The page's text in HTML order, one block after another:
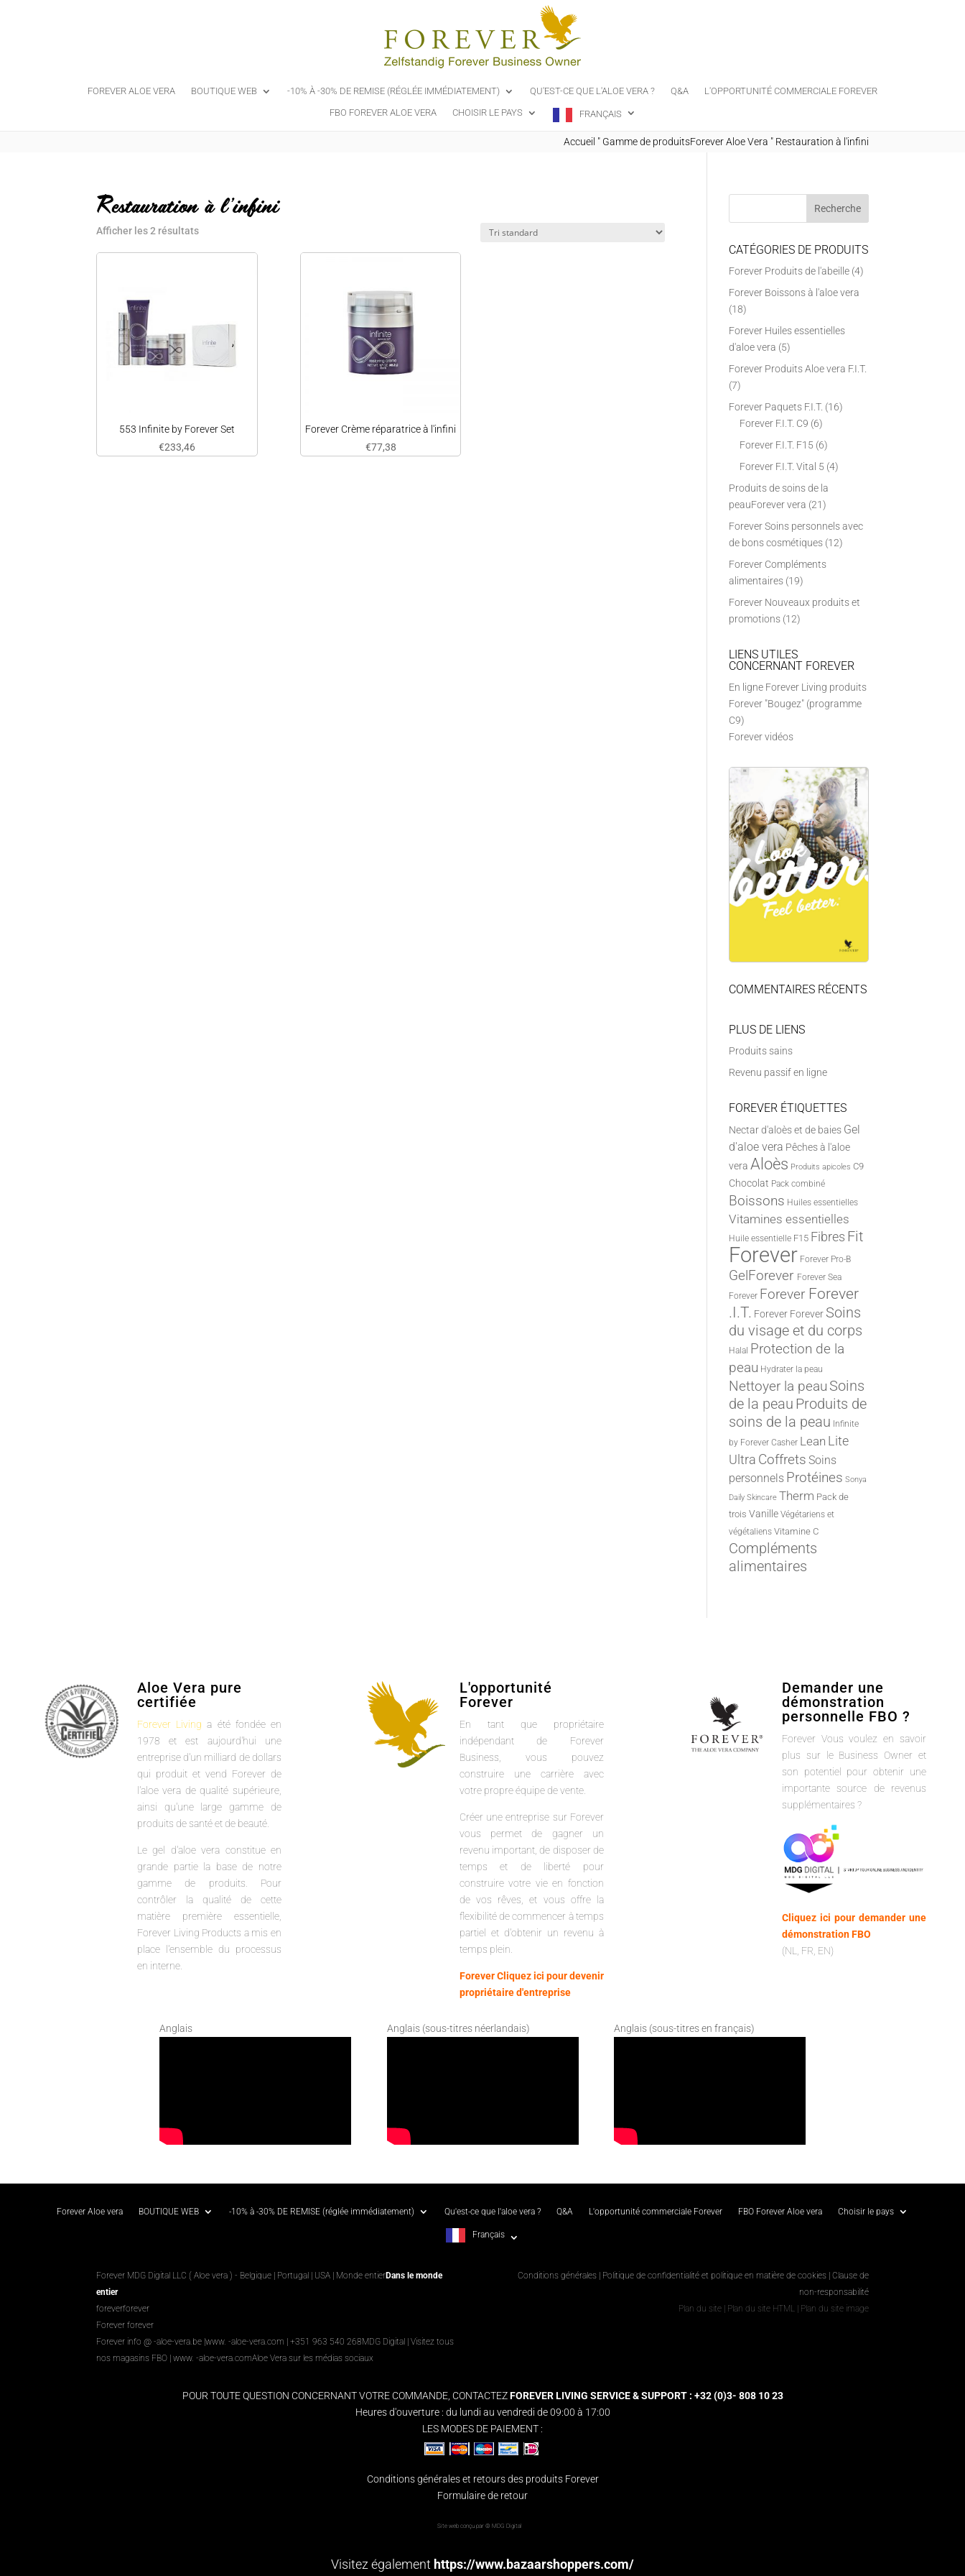
FOREVER ALOE VERA BOUTIQUE WEB -10% À -30% DE REMISE (RÉGLÉE IMMÉDIATEMENT) QU'EST-CE QUE L'ALOE VERA ? Q&A
L'OPPORTUNITÉ COMMERCIALE FOREVER
FBO FOREVER ALOE VERA
CHOISIR LE PAYS FRANÇAIS
Accueil " Gamme de produitsForever Aloe Vera " Restauration à l'infini
Restauration à l'infini
Afficher les 2 résultats
553 Infinite by Forever Set
€233,46
Forever Crème réparatrice à l'infini
€77,38
CATÉGORIES DE PRODUITS
Forever Produits de l'abeille (4)
Forever Boissons à l'aloe vera
(18)
Forever Huiles essentielles
d'aloe vera (5)
Forever Produits Aloe vera F.I.T.
(7)
Forever Paquets F.I.T. (16)
Forever F.I.T. C9 (6)
Forever F.I.T. F15 (6)
Forever F.I.T. Vital 5 (4)
Produits de soins de la
peauForever vera (21)
Forever Soins personnels avec
de bons cosmétiques (12)
Forever Compléments
alimentaires (19)
Forever Nouveaux produits et
promotions (12)
LIENS UTILES
CONCERNANT FOREVER
En ligne Forever Living produits
Forever "Bougez" (programme
C9)
Forever vidéos
COMMENTAIRES RÉCENTS
PLUS DE LIENS
Produits sains
Revenu passif en ligne
FOREVER ÉTIQUETTES
Nectar d'aloès et de baies Gel
d'aloe vera Pêches à l'aloe
vera Aloès Produits apicoles C9
Chocolat Pack combiné
Boissons Huiles essentielles
Vitamines essentielles
Huile essentielle F15 Fibres Fit
Forever Forever Pro-B
GelForever Forever Sea
Forever Forever Forever
.I.T. Forever Forever Soins
du visage et du corps
Halal Protection de la
peau Hydrater la peau
Nettoyer la peau Soins
de la peau Produits de
soins de la peau Infinite
by Forever Casher Lean Lite
Ultra Coffrets Soins
personnels Protéines Sonya
Daily Skincare Therm Pack de
trois Vanille Végétariens et
végétaliens Vitamine C
Compléments
alimentaires
Aloe Vera pure
certifiée
Forever Living a été fondée en
1978 et est aujourd'hui une
entreprise d'un milliard de dollars
qui produit et vend Forever de
l'aloe vera de qualité supérieure,
ainsi qu'une large gamme de
produits de santé et de beauté.
Le gel d'aloe vera constitue en
grande partie la base de notre
gamme de produits. Pour
contrôler la qualité de cette
matière première essentielle,
Forever Living Products a mis en
place l'ensemble du processus
en interne.
L'opportunité
Forever
En tant que propriétaire
indépendant de Forever
Business, vous pouvez
construire une carrière avec
votre propre équipe de vente.
Créer une entreprise sur Forever
vous permet de gagner un
revenu important, de disposer de
temps et de liberté pour
construire votre vie en fonction
de vos rêves, et vous offre la
flexibilité de commencer à temps
partiel et d'obtenir un revenu à
temps plein.
Forever Cliquez ici pour devenir
propriétaire d'entreprise
Demander une
démonstration
personnelle FBO ?
Forever Vous voulez en savoir
plus sur le Business Owner et
son potentiel pour obtenir une
importante source de revenus
supplémentaires ?
Cliquez ici pour demander une
démonstration FBO
(NL, FR, EN)
Anglais Anglais (sous-titres néerlandais) Anglais (sous-titres en français)
Forever Aloe vera BOUTIQUE WEB -10% à -30% DE REMISE (réglée immédiatement) Qu'est-ce que l'aloe vera ? Q&A L'opportunité commerciale Forever FBO Forever Aloe vera Choisir le pays
Français
Forever MDG Digital LLC ( Aloe vera ) - Belgique | Portugal | USA | Monde entierDans le monde
entier
foreverforever
Forever forever
Forever info @ -aloe-vera.be |www. -aloe-vera.com | +351 963 540 268MDG Digital |Visitez tous
nos magasins FBO |www. -aloe-vera.comAloe Vera sur les médias sociaux
Conditions générales| Politique de confidentialité et politique en matière de cookies Clause de
non-responsabilité
Plan du site| Plan du site HTML| Plan du site image
POUR TOUTE QUESTION CONCERNANT VOTRE COMMANDE, CONTACTEZFOREVER LIVING SERVICE & SUPPORT : +32 (0)3- 808 10 23
Heures d'ouverture : du lundi au vendredi de 09:00 à 17:00
LES MODES DE PAIEMENT :
Conditions générales et retours des produits Forever
Formulaire de retour
Site web conçu par © MDG Digital
Visitez également https://www.bazaarshoppers.com/